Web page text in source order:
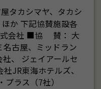
タカシマヤ、タカシ
か 下記協賛施設各
式会社 ■協 賛： 大
古屋、ミッドラン
、 ジェイアールセ
JR東海ホテルズ、
ラス（7社）